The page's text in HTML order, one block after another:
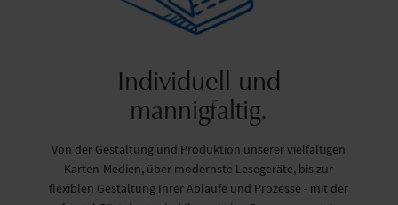
Individuell und
mannigfaltig.
Von der Gestaltung und Produktion unserer vielfältigen
Karten-Medien, über modernste Lesegeräte, bis zur
flexiblen Gestaltung Ihrer Abläufe und Prozesse - mit der